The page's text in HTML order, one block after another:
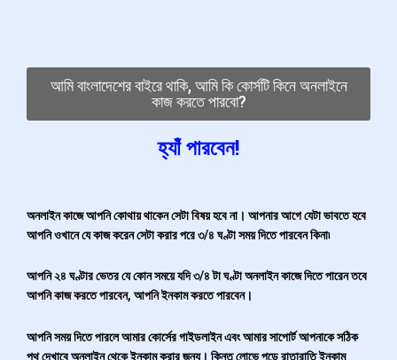
আমি বাংলাদেশের বাইরে থাকি, আমি কি কোর্সটি কিনে অনলাইনে
কাজ করতে পারবো?
হ্যাঁ পারবেন!
অনলাইন কাজে আপনি কোথায় থাকেন সেটা বিষয় হবে না। আপনার আগে যেটা ভাবতে হবে
আপনি ওখানে যে কাজ করেন সেটা করার পরে ৩/৪ ঘণ্টা সময় দিতে পারবেন কিনা৷
আপনি ২৪ ঘণ্টার ভেতর যে কোন সময়ে যদি ৩/৪ টা ঘণ্টা অনলাইন কাজে দিতে পারেন তবে
আপনি কাজ করতে পারবেন, আপনি ইনকাম করতে পারবেন।
আপনি সময় দিতে পারলে আমার কোর্সের গাইডলাইন এবং আমার সাপোর্ট আপনাকে সঠিক
পথ দেখাবে অনলাইন থেকে ইনকাম করার জন্য। কিন্তু লোভে পড়ে রাতারাতি ইনকাম